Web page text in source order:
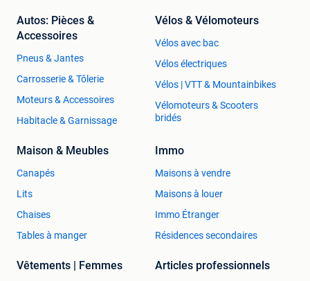
Autos: Pièces &
Accessoires
Pneus & Jantes
Carrosserie & Tôlerie
Moteurs & Accessoires
Habitacle & Garnissage
Vélos & Vélomoteurs
Vélos avec bac
Vélos électriques
Vélos | VTT & Mountainbikes
Vélomoteurs & Scooters
bridés
Maison & Meubles
Canapés
Lits
Chaises
Tables à manger
Immo
Maisons à vendre
Maisons à louer
Immo Étranger
Résidences secondaires
Vêtements | Femmes Articles professionnels